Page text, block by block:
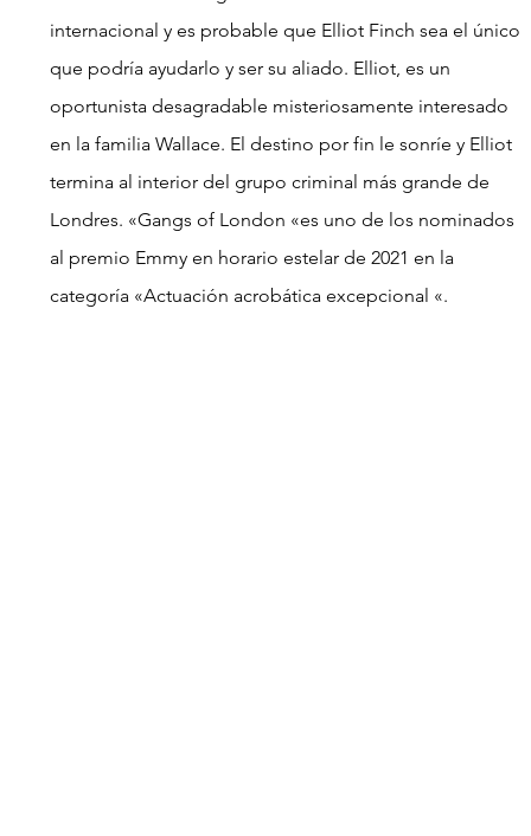
internacional y es probable que Elliot Finch sea el único
que podría ayudarlo y ser su aliado. Elliot, es un
oportunista desagradable misteriosamente interesado
en la familia Wallace. El destino por fin le sonríe y Elliot
termina al interior del grupo criminal más grande de
Londres. «Gangs of London «es uno de los nominados
al premio Emmy en horario estelar de 2021 en la
categoría «Actuación acrobática excepcional «.